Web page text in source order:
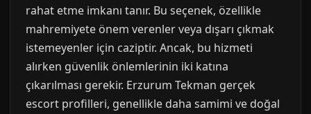
rahat etme imkanı tanır. Bu seçenek, özellikle
mahremiyete önem verenler veya dışarı çıkmak
istemeyenler için caziptir. Ancak, bu hizmeti
alırken güvenlik önlemlerinin iki katına
çıkarılması gerekir. Erzurum Tekman gerçek
escort profilleri, genellikle daha samimi ve doğal